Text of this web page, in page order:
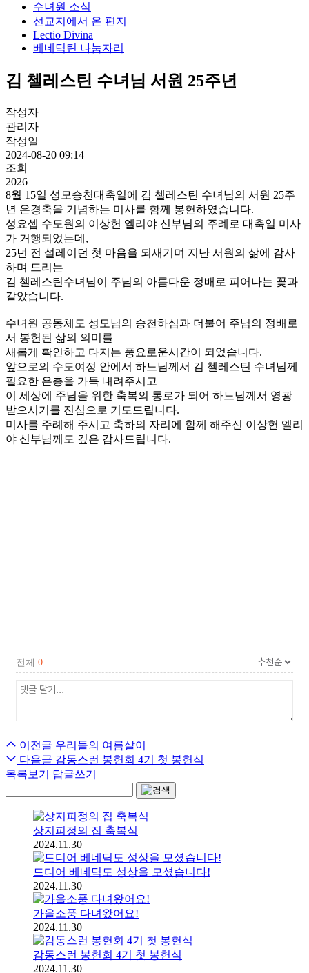
수녀원 소식
선교지에서 온 편지
Lectio Divina
베네딕틴 나눔자리
김 첼레스틴 수녀님 서원 25주년
작성자
관리자
작성일
2024-08-20 09:14
조회
2026
8월 15일 성모승천대축일에 김 첼레스틴 수녀님의 서원 25주
년 은경축을 기념하는 미사를 함께 봉헌하였습니다.
성요셉 수도원의 이상헌 엘리야 신부님의 주례로 대축일 미사
가 거행되었는데,
25년 전 설레이던 첫 마음을 되새기며 지난 서원의 삶에 감사
하며 드리는
김 첼레스틴수녀님이 주님의 아름다운 정배로 피어나는 꽃과
같았습니다.
수녀원 공동체도 성모님의 승천하심과 더불어 주님의 정배로
서 봉헌된 삶의 의미를
새롭게 확인하고 다지는 풍요로운시간이 되었습니다.
앞으로의 수도여정 안에서 하느님께서 김 첼레스틴 수녀님께
필요한 은총을 가득 내려주시고
이 세상에 주님을 위한 축복의 통로가 되어 하느님께서 영광
받으시기를 진심으로 기도드립니다.
미사를 주례해 주시고 축하의 자리에 함께 해주신 이상헌 엘리
야 신부님께도 깊은 감사드립니다.
전체 0
이전글 우리들의 여름살이
다음글 감동스런 봉헌회 4기 첫 봉헌식
목록보기
답글쓰기
상지피정의 집 축복식
2024.11.30
드디어 베네딕도 성상을 모셨습니다!
2024.11.30
가을소풍 다녀왔어요!
2024.11.30
감동스런 봉헌회 4기 첫 봉헌식
2024.11.30